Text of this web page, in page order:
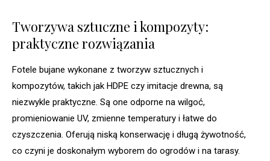
Tworzywa sztuczne i kompozyty:
praktyczne rozwiązania
Fotele bujane wykonane z tworzyw sztucznych i
kompozytów, takich jak HDPE czy imitacje drewna, są
niezwykle praktyczne. Są one odporne na wilgoć,
promieniowanie UV, zmienne temperatury i łatwe do
czyszczenia. Oferują niską konserwację i długą żywotność,
co czyni je doskonałym wyborem do ogrodów i na tarasy.